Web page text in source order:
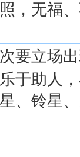
，无福
要立场
于助人
、铃星